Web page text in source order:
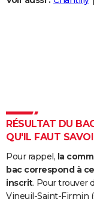
DICTIONNAIRE
Dictionnaire
Biographies
Citations
Expressions
Proverbes
PROGRAMME TV
COPAINS D'AVANT
S'inscrire
Se connecter
Lycées
Collèges
Primaires
Universités
Entreprises
Service militaire
Avis de recherche
AVIS DE DÉCÈS
RÉSULTAT DU
QU'IL FAUT
Pour rappel, la
bac correspond à
inscrit. Pour trouver
Vineuil-Saint-Firmin